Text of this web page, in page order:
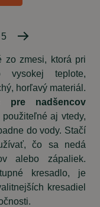
5
Nasledujúca
strana
zo zmesi, ktorá pri
vysokej teplote,
horľavý materiál.
pre nadšencov
použiteľné aj vtedy,
do vody. Stačí
čo sa nedá
alebo zápaliek.
kresadlo, je
kresadiel